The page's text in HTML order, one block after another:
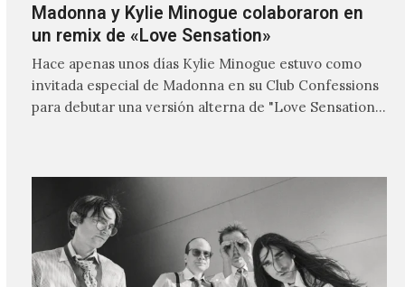
Madonna y Kylie Minogue colaboraron en
un remix de «Love Sensation»
Hace apenas unos días Kylie Minogue estuvo como
invitada especial de Madonna en su Club Confessions
para debutar una versión alterna de "Love Sensation",